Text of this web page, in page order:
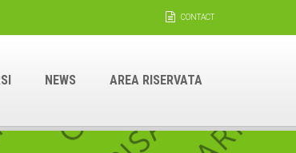
CONTACT
NEWS AREA RISERVATA